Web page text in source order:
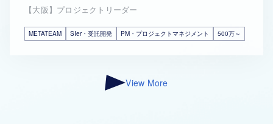
【大阪】プロジェクトリーダー
METATEAM SIer・受託開発 PM・プロジェクトマネジメント 500万～
View More